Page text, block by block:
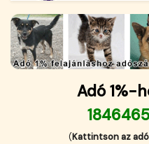
Adó 1%-
(Kattintson az